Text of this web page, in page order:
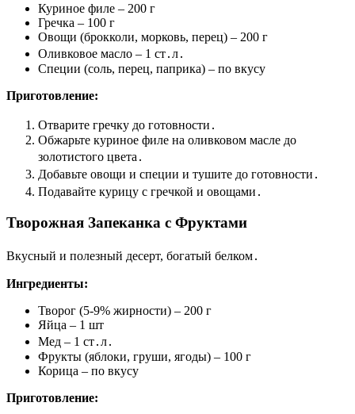
Куриное филе – 200 г
Гречка – 100 г
Овощи (брокколи, морковь, перец) – 200 г
Оливковое масло – 1 ст․л․
Специи (соль, перец, паприка) – по вкусу
Приготовление:
Отварите гречку до готовности․
Обжарьте куриное филе на оливковом масле до
золотистого цвета․
Добавьте овощи и специи и тушите до готовности․
Подавайте курицу с гречкой и овощами․
Творожная Запеканка с Фруктами
Вкусный и полезный десерт, богатый белком․
Ингредиенты:
Творог (5-9% жирности) – 200 г
Яйца – 1 шт
Мед – 1 ст․л․
Фрукты (яблоки, груши, ягоды) – 100 г
Корица – по вкусу
Приготовление: